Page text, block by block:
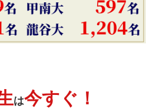
は今すぐ！